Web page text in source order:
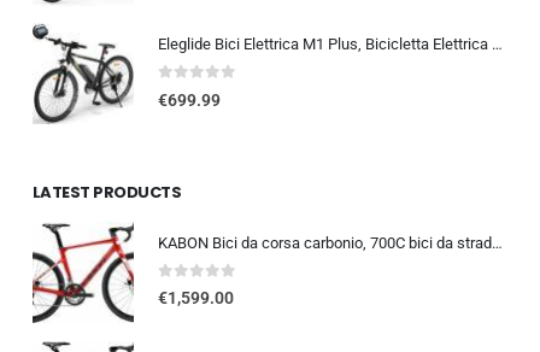
Eleglide Bici Elettrica M1 Plus, Bicicletta Elettrica 27,5″, Mountain Bike Elettrica, mtb elettrica Batteria Rimovibile 12,5 Ah, 21 Velocità, bicicletta elettrica pedalata assistita
0out of 5
€699.99
LATEST PRODUCTS
KABON Bici da corsa carbonio, 700C bici da strada T800 Completamente carbonio con Shimano 105 R7000 22 velocità 8.1 KG Leg…
0out of 5
€1,599.00